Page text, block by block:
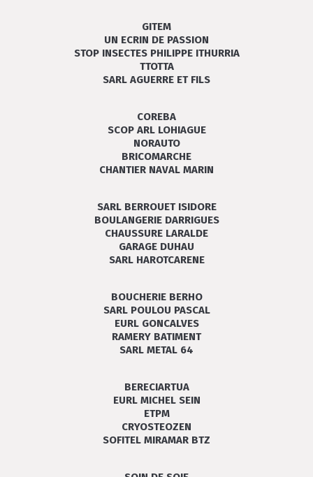
GITEM
UN ECRIN DE PASSION
STOP INSECTES PHILIPPE ITHURRIA
TTOTTA
SARL AGUERRE ET FILS
COREBA
SCOP ARL LOHIAGUE
NORAUTO
BRICOMARCHE
CHANTIER NAVAL MARIN
SARL BERROUET ISIDORE
BOULANGERIE DARRIGUES
CHAUSSURE LARALDE
GARAGE DUHAU
SARL HAROTCARENE
BOUCHERIE BERHO
SARL POULOU PASCAL
EURL GONCALVES
RAMERY BATIMENT
SARL METAL 64
BERECIARTUA
EURL MICHEL SEIN
ETPM
CRYOSTEOZEN
SOFITEL MIRAMAR BTZ